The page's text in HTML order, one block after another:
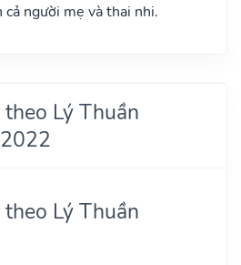
người mẹ và thai nhi.
Lý Thuần
Lý Thuần